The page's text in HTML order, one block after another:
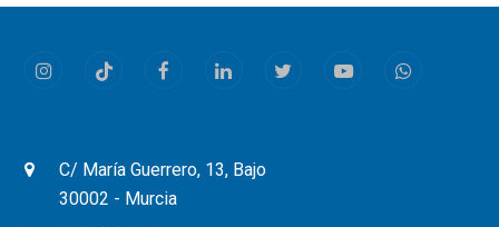
InstagramTiktok FacebookLinkedInTwitterYoutubeWhatsapp
C/ María Guerrero, 13, Bajo
30002 - Murcia